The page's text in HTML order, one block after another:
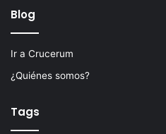
Blog
Ir a Crucerum
¿Quiénes somos?
Tags